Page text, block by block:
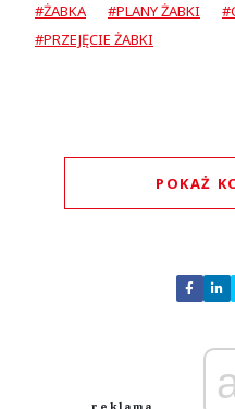
#ŻABKA #PLANY ŻABKI
#PRZEJĘCIE ŻABKI
POKAŻ
Nie
Zostaw